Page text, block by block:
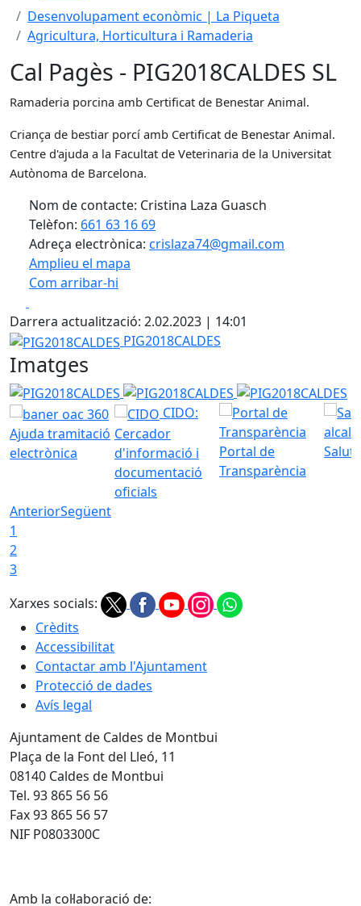
Desenvolupament econòmic | La Piqueta
Agricultura, Horticultura i Ramaderia
Cal Pagès - PIG2018CALDES SL
Ramaderia porcina amb Certificat de Benestar Animal.
Criança de bestiar porcí amb Certificat de Benestar Animal.
Centre d'ajuda a la Facultat de Veterinaria de la Universitat
Autònoma de Barcelona.
Nom de contacte: Cristina Laza Guasch
Telèfon: 661 63 16 69
Adreça electrònica: crislaza74@gmail.com
Amplieu el mapa
Com arribar-hi
+
−
Darrera actualització: 2.02.2023 | 14:01
PIG2018CALDES
PIG2018CALDES
Imatges
PIG2018CALDES PIG2018CALDES PIG2018CALDES
Ajuda tramitació
electrònica
CIDO:
Cercador
d'informació i
documentació
oficials
Portal de
Transparència
AnteriorSegüent
1
2
3
Xarxes socials:
Crèdits
Accessibilitat
Contactar amb l'Ajuntament
Protecció de dades
Avís legal
Ajuntament de Caldes de Montbui
Plaça de la Font del Lleó, 11
08140 Caldes de Montbui
Tel. 93 865 56 56
Fax 93 865 56 57
NIF P0803300C
Amb la col·laboració de: